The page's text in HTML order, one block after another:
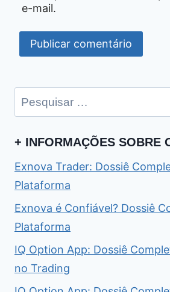
e-mail.
Pesquisar
por:
+ INFORMAÇÕES SOBRE
Exnova Trader: Dossiê
Plataforma
Exnova é Confiável? Dossiê
Plataforma
IQ Option App: Dossiê
no Trading